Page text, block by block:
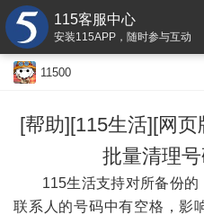
115客服中心
安装115APP，随时参与互动
11500
[帮助][115生活][网
批量清理
115生活支持对所备份的
联系人的号码中有空格，影